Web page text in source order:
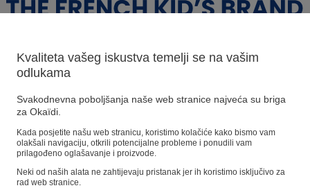
Naši prijedlozi
Predloženi proizvodi
Pogledajte sve proizvode
Kvaliteta vašeg iskustva temelji se na vašim
odlukama
Svakodnevna poboljšanja naše web stranice najveća su briga
za Okaïdi.
Kada posjetite našu web stranicu, koristimo kolačiće kako bismo vam
olakšali navigaciju, otkrili potencijalne probleme i ponudili vam
prilagođeno oglašavanje i proizvode.
Neki od naših alata ne zahtijevaju pristanak jer ih koristimo isključivo za
rad web stranice.